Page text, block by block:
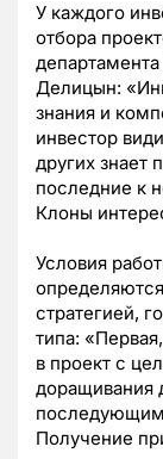
У каждого
отбора
Делицын:
знания и
инвестор
других знает
последние к
Клоны
Условия
стратегией,
типа:
в проект с
доращивания
Получение